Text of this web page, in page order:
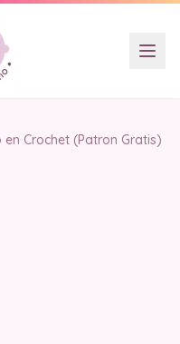
en Crochet (Patron Gratis)